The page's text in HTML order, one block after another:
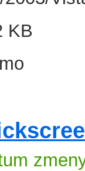
KB